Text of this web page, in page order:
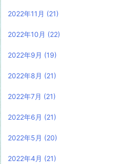
2022年11月 (21)
2022年10月 (22)
2022年9月 (19)
2022年8月 (21)
2022年7月 (21)
2022年6月 (21)
2022年5月 (20)
2022年4月 (21)